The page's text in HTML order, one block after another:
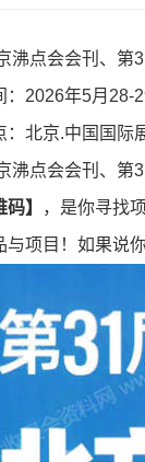
沸点会会刊、第
：2026年5月28-
：北京.中国国际
沸点会会刊、第
】
，是你寻找
与项目！如果说